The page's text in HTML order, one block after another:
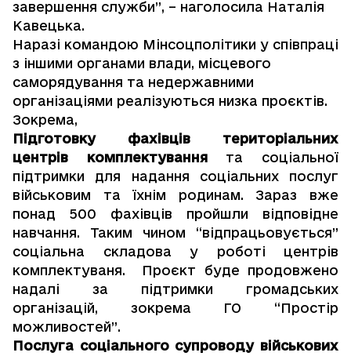
завершення служби”, – наголосила Наталія
Кавецька.
Наразі командою Мінсоцполітики у співпраці
з іншими органами влади, місцевого
саморядування та недержавними
організаціями реалізуються низка проєктів.
Зокрема,
Підготовку фахівців територіальних
центрів комплектуваннята соціальної
підтримки для надання соціальних послуг
військовим та їхнім родинам. Зараз вже
понад 500 фахівців пройшли відповідне
навчання. Таким чином “відпрацьовується”
соціальна складова у роботі центрів
комплектуваня. Проєкт буде продовжено
надалі за підтримки громадських
організацій, зокрема ГО “Простір
можливостей”.
Послуга соціального супроводу військових